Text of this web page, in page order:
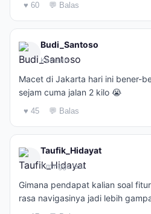
♥ 60 💬 Balas
Budi_Santoso
Kemarin
Macet di Jakarta hari ini bener-
sejam cuma jalan 2 kilo 😭
♥ 45 💬 Balas
Taufik_Hidayat
1 minggu lalu
Gimana pendapat kalian soal
rasa navigasinya jadi lebih